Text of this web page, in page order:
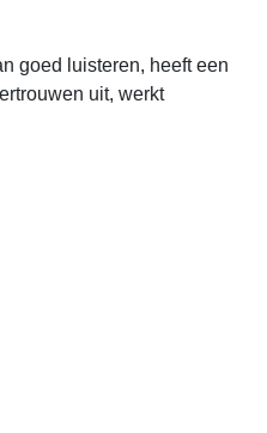
goed luisteren, heeft een
uit, werkt